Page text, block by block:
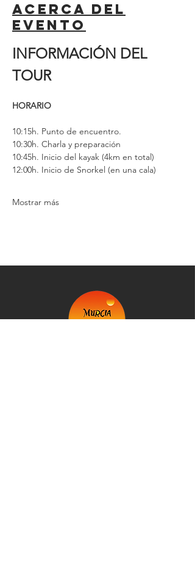
Acerca del
evento
INFORMACIÓN DEL
TOUR
HORARIO
10:15h. Punto de encuentro.
10:30h. Charla y preparación
10:45h. Inicio del kayak (4km en total)
12:00h. Inicio de Snorkel (en una cala)
Mostrar más